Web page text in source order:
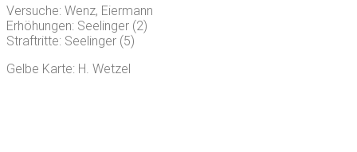
Versuche: Wenz, Eiermann
Erhöhungen: Seelinger (2)
Straftritte: Seelinger (5)
Gelbe Karte: H. Wetzel